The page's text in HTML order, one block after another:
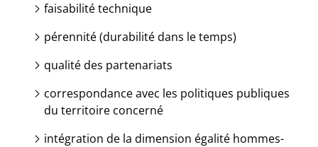
faisabilité technique
pérennité (durabilité dans le temps)
qualité des partenariats
correspondance avec les politiques publiques
du territoire concerné
intégration de la dimension égalité hommes-